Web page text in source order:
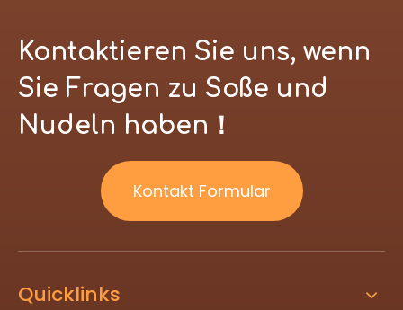
Kontaktieren Sie uns, wenn
Sie Fragen zu Soße und
Nudeln haben！
Kontakt Formular
Quicklinks